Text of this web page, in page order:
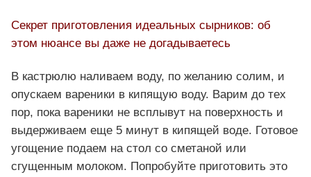
Секрет приготовления идеальных сырников: об
этом нюансе вы даже не догадываетесь
В кастрюлю наливаем воду, по желанию солим, и
опускаем вареники в кипящую воду. Варим до тех
пор, пока вареники не всплывут на поверхность и
выдерживаем еще 5 минут в кипящей воде. Готовое
угощение подаем на стол со сметаной или
сгущенным молоком. Попробуйте приготовить это